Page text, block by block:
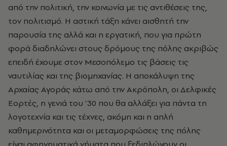
από την πολιτική, την κοινωνία με τις αντιθέσεις της,
τον πολιτισμό. Η αστική τάξη κάνει αισθητή την
παρουσία της αλλά και η εργατική, που για πρώτη
φορά διαδηλώνει στους δρόμους της πόλης ακριβώς
επειδή έχουμε στον Μεσοπόλεμο τις βάσεις τις
ναυτιλίας και της βιομηχανίας. Η αποκάλυψη της
Αρχαίας Αγοράς κάτω από την Ακρόπολη, οι Δελφικές
Εορτές, η γενιά του ’30 που θα αλλάξει για πάντα τη
λογοτεχνία και τις τέχνες, ακόμη και η απλή
καθημερινότητα και οι μεταμορφώσεις της πόλης